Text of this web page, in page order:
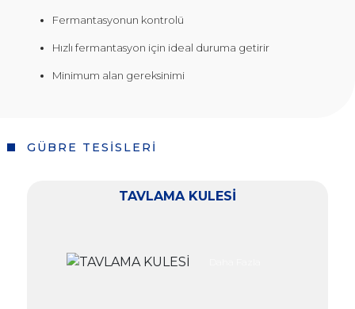
Fermantasyonun kontrolü
Hızlı fermantasyon için ideal duruma getirir
Minimum alan gereksinimi
GÜBRE TESİSLERİ
TAVLAMA KULESİ